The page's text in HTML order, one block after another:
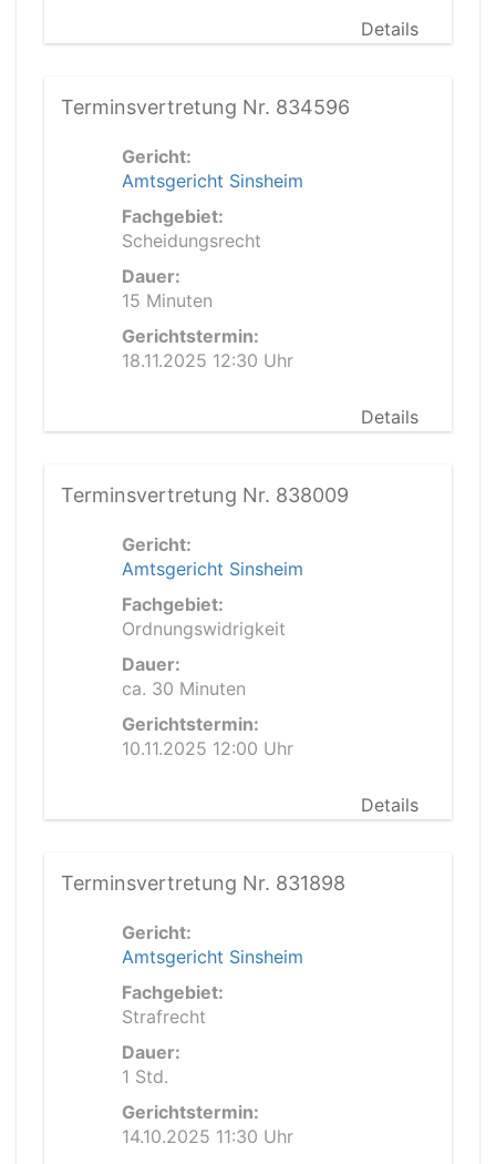
Details
Terminsvertretung Nr. 834596
Gericht:
Amtsgericht Sinsheim
Fachgebiet:
Scheidungsrecht
Dauer:
15 Minuten
Gerichtstermin:
18.11.2025 12:30 Uhr
Details
Terminsvertretung Nr. 838009
Gericht:
Amtsgericht Sinsheim
Fachgebiet:
Ordnungswidrigkeit
Dauer:
ca. 30 Minuten
Gerichtstermin:
10.11.2025 12:00 Uhr
Details
Terminsvertretung Nr. 831898
Gericht:
Amtsgericht Sinsheim
Fachgebiet:
Strafrecht
Dauer:
1 Std.
Gerichtstermin:
14.10.2025 11:30 Uhr